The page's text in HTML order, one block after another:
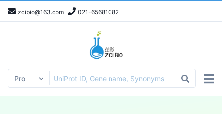
zcibio@163.com 021-65681082